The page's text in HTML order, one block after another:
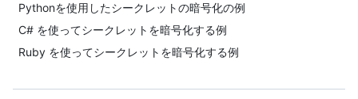
Pythonを使用したシークレットの暗号化の例
C# を使ってシークレットを暗号化する例
Ruby を使ってシークレットを暗号化する例